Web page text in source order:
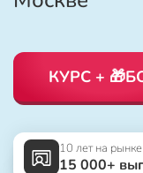
КУРС +
10 лет на рынке
15 000+